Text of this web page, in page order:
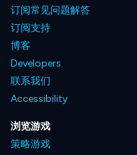
订阅常见问题解答
订阅支持
博客
Developers
联系我们
Accessibility
浏览游戏
策略游戏